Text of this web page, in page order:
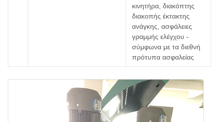
κινητήρα, διακόπτης
διακοπής έκτακτης
ανάγκης, ασφάλειες
γραμμής ελέγχου -
σύμφωνα με τα διεθνή
πρότυπα ασφαλείας